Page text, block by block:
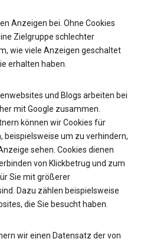
Anzeigen bei. Ohne Cookies
Zielgruppe schlechter
wie viele Anzeigen geschaltet
erhalten haben.
und Blogs arbeiten bei
mit Google zusammen.
können wir Cookies für
beispielsweise um zu verhindern,
sehen. Cookies dienen
von Klickbetrug und zum
Sie mit größerer
Dazu zählen beispielsweise
die Sie besucht haben.
wir einen Datensatz der von